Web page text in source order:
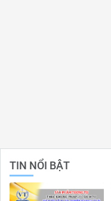
TIN NỔI BẬT